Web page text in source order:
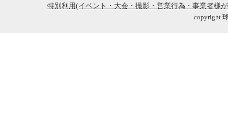
特別利用(イベント・大会・撮影・営業行為・事業者様
copyright